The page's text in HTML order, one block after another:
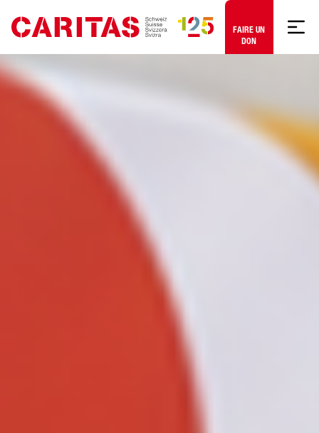
Aller au contenu
FAIRE UN
DON